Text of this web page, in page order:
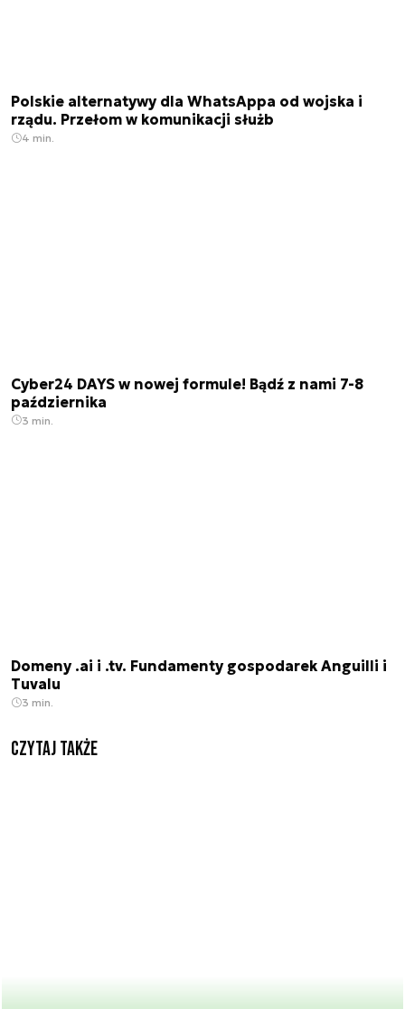
Polskie alternatywy dla WhatsAppa od wojska i
rządu. Przełom w komunikacji służb
4 min.
Cyber24 DAYS w nowej formule! Bądź z nami 7-8
października
3 min.
Domeny .ai i .tv. Fundamenty gospodarek Anguilli i
Tuvalu
3 min.
Czytaj także